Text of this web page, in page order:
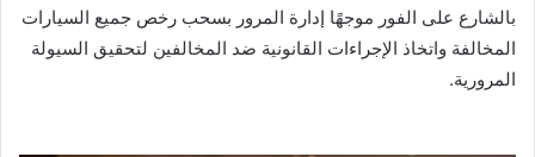
بالشارع على الفور موجهًا إدارة المرور بسحب رخص جميع السيارات
المخالفة واتخاذ الإجراءات القانونية ضد المخالفين لتحقيق السيولة
المرورية.